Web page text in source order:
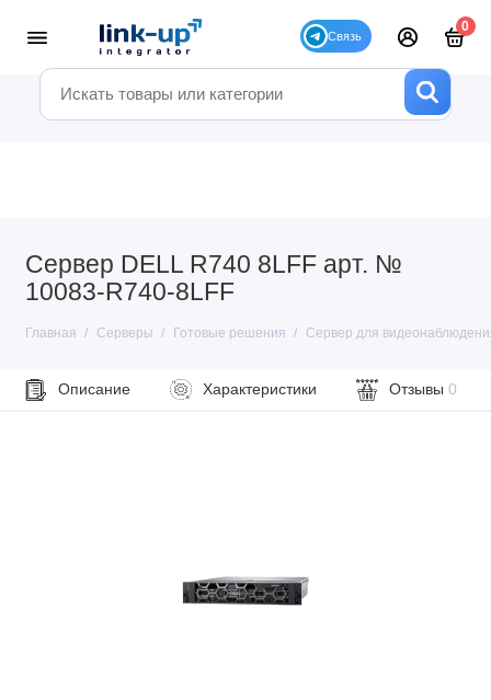
0
Сервер DELL R740 8LFF арт. №
10083-R740-8LFF
Главная Серверы Готовые решения Сервер для
Описание Характеристики Отзывы 0